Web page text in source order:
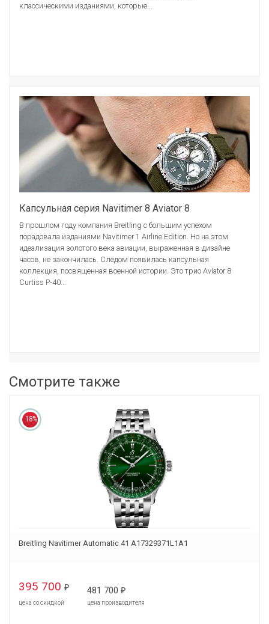
классическими изданиями, которые...
Капсульная серия Navitimer 8 Aviator 8
В прошлом году компания Breitling с большим успехом
порадовала изданиями Navitimer 1 Airline Edition. Но на этом
идеализация золотого века авиации, выраженная в дизайне
часов, не закончилась. Следом появилась капсульная
коллекция, посвященная военной истории. Это трио Aviator 8
Curtiss P-40...
Смотрите также
18%
Breitling Navitimer Automatic 41 A17329371L1A1
395 700 ₽
цена со скидкой
481 700 ₽
цена производителя